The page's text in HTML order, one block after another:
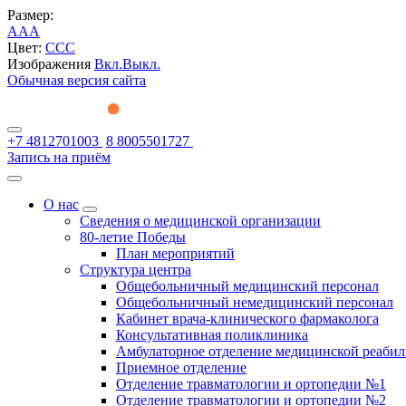
Размер:
AAA
Цвет: CCC
Изображения Вкл.Выкл.
Обычная версия сайта
+7 4812701003 8 8005501727
Запись на приём
О нас
Сведения о медицинской организации
80-летие Победы
План мероприятий
Структура центра
Общебольничный медицинский персонал
Общебольничный немедицинский персонал
Кабинет врача-клинического фармаколога
Консультативная поликлиника
Амбулаторное отделение медицинской
Приемное отделение
Отделение травматологии и ортопедии №1
Отделение травматологии и ортопедии №2